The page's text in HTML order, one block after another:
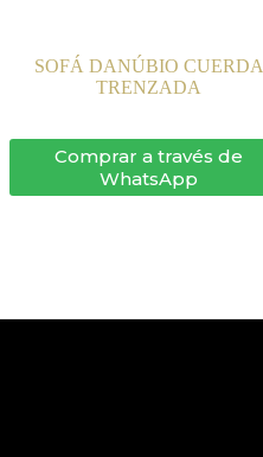
SOFÁ DANÚBIO CUERDA
TRENZADA
Comprar a través de
WhatsApp